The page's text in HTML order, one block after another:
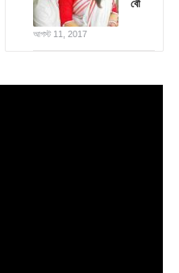
বৌ
আগস্ট 11, 2017